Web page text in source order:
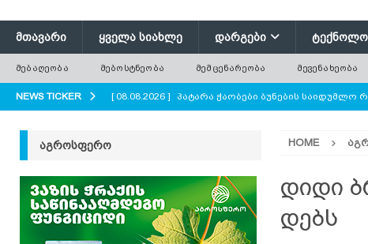
ᲛᲗᲐᲕᲐᲠᲘ ᲧᲕᲔᲚᲐ ᲡᲘᲐᲮᲚᲔ ᲓᲐᲠᲒᲔᲑᲘ
ᲛᲔᲑᲐᲦᲔᲝᲑᲐ ᲛᲔᲑᲝᲡᲢᲜᲔᲝᲑᲐ ᲛᲔᲛᲪᲔᲜᲐᲠᲔᲝᲑᲐ ᲛᲔᲕᲔᲜᲐᲮᲔᲝᲑᲐ
NEWS TICKER [ 08.08.2026 ] პატარა ჭაობები ბუნების
ერთი საზამთრო, რომელიც ორი
[ 08.08.2026 ] რა უნდა გავითვალისწინოთ ციცრის
[ 08.08.2026 ] მინდვრის პატარა ყვავილები დიდი
ყვავილოვანი მდელოები? AGROPLUS
HOME
დიდი
დებს
ᲐᲒᲠᲝᲡᲤᲔᲠᲝ